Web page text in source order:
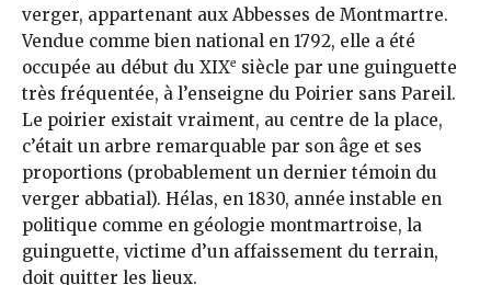
verger, appartenant aux Abbesses de Montmartre.
Vendue comme bien national en 1792, elle a été
occupée au début du XIXe siècle par une guinguette
très fréquentée, à l’enseigne du Poirier sans Pareil.
Le poirier existait vraiment, au centre de la place,
c’était un arbre remarquable par son âge et ses
proportions (probablement un dernier témoin du
verger abbatial). Hélas, en 1830, année instable en
politique comme en géologie montmartroise, la
guinguette, victime d’un affaissement du terrain,
doit quitter les lieux.